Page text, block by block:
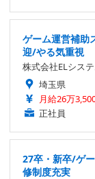
ゲーム運営補助
迎/やる気重視
株式会社ELシス
埼玉県
月給26万
正社員
27卒・新卒/ゲ
修制度充実